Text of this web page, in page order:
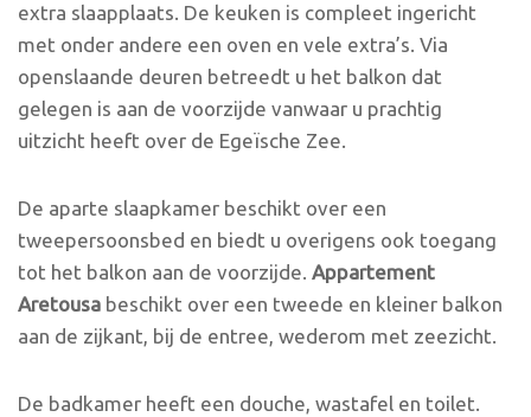
extra slaapplaats. De keuken is compleet ingericht
met onder andere een oven en vele extra’s. Via
openslaande deuren betreedt u het balkon dat
gelegen is aan de voorzijde vanwaar u prachtig
uitzicht heeft over de Egeïsche Zee.
De aparte slaapkamer beschikt over een
tweepersoonsbed en biedt u overigens ook toegang
tot het balkon aan de voorzijde. Appartement
Aretousa beschikt over een tweede en kleiner balkon
aan de zijkant, bij de entree, wederom met zeezicht.
De badkamer heeft een douche, wastafel en toilet.